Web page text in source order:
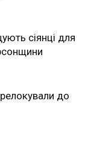
сіянці для
до